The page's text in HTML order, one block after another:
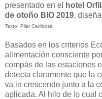
presentado en el
hotel
de otoño BIO 2019,
Texto: Pilar Carrizosa
Basados en los criterios
alimentación consciente
compás de las estaciones
detecta claramente que la
va in crescendo junto a la
aplicada. Al hilo de lo cual